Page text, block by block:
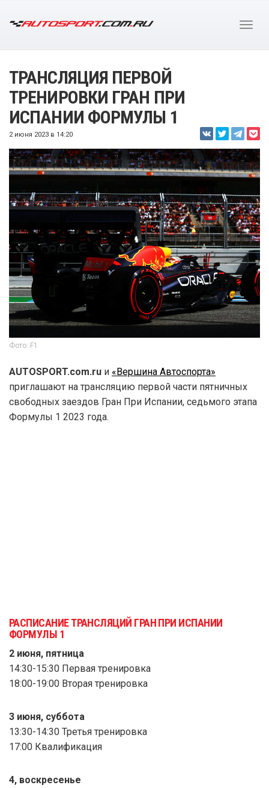
ТРАНСЛЯЦИЯ ПЕРВОЙ
ТРЕНИРОВКИ ГРАН ПРИ
ИСПАНИИ ФОРМУЛЫ 1
2 июня 2023 в 14:20
Фото: F1
AUTOSPORT.com.ru и «Вершина Автоспорта»
приглашают на трансляцию первой части пятничных
свободных заездов Гран При Испании, седьмого этапа
Формулы 1 2023 года.
РАСПИСАНИЕ ТРАНСЛЯЦИЙ ГРАН ПРИ ИСПАНИИ
ФОРМУЛЫ 1
2 июня, пятница
14:30-15:30 Первая тренировка
18:00-19:00 Вторая тренировка
3 июня, суббота
13:30-14:30 Третья тренировка
17:00 Квалификация
4, воскресенье